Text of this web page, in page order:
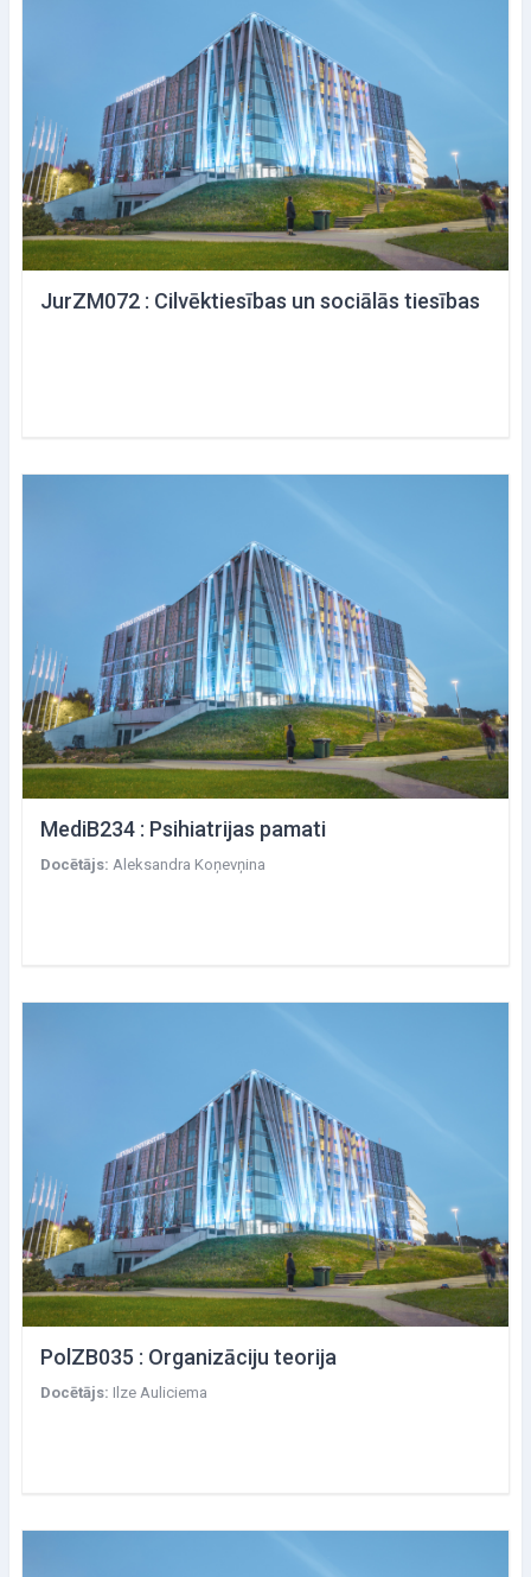
JurZM072 : Cilvēktiesības un sociālās tiesības
MediB234 : Psihiatrijas pamati
Docētājs: Aleksandra Koņevņina
PolZB035 : Organizāciju teorija
Docētājs: Ilze Auliciema